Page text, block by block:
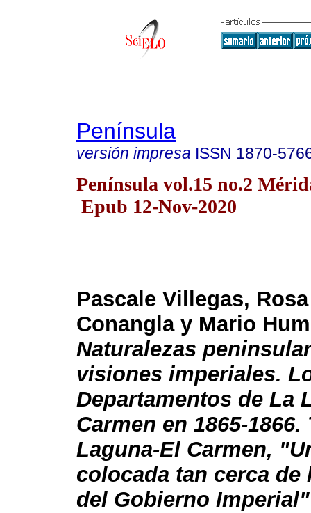
Península
versión impresa ISSN 1870-
Península vol.15 no.2
Epub 12-Nov-2020
Pascale Villegas,
Conangla y Mario
Naturalezas
visiones imperiales.
Departamentos de La
Carmen en 1865-
Laguna-El Carmen,
colocada tan cerca de
del Gobierno Imperial"